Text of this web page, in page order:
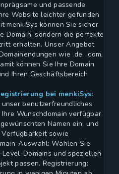
und passende
Website leichter gefunden
menkiSys können Sie sicher
Domain, sondern die perfekte
erhalten. Unser Angebot
wie .de, .com,
können Sie Ihre Domain
Ihren Geschäftsbereich
bei menkiSys:
benutzerfreundliches
Wunschdomain verfügbar
Namen ein, und
sowie
Auswahl: Wählen Sie
Domains und speziellen
passen. Registrierung: